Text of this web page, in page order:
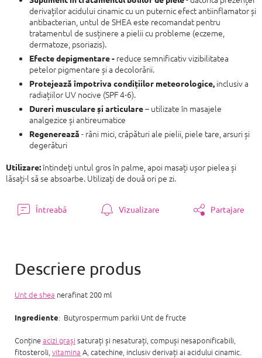
derivaților acidului cinamic cu un puternic efect antiinflamator și
antibacterian, untul de SHEA este recomandat pentru
tratamentul de susținere a pielii cu probleme (eczeme,
dermatoze, psoriazis).
Efecte depigmentare - reduce semnificativ vizibilitatea
petelor pigmentare și a decolorării.
Protejează împotriva condițiilor meteorologice, inclusiv a
radiațiilor UV nocive (SPF 4-6).
Dureri musculare și articulare– utilizate în masajele
analgezice și antireumatice
Regenerează - răni mici, crăpături ale pielii, piele tare, arsuri și
degerături
Utilizare:întindeți untul gros în palme, apoi masați ușor pielea și
lăsați-l să se absoarbe. Utilizați de două ori pe zi.
Întreabă Vizualizare Partajare
Unt de shea nerafinat 200 ml
Ingrediente: Butyrospermum parkii Unt de fructe
Conțineacizi grași saturați și nesaturați, compuși nesaponificabili,
fitosteroli, vitamina A, catechine, inclusiv derivați ai acidului cinamic.